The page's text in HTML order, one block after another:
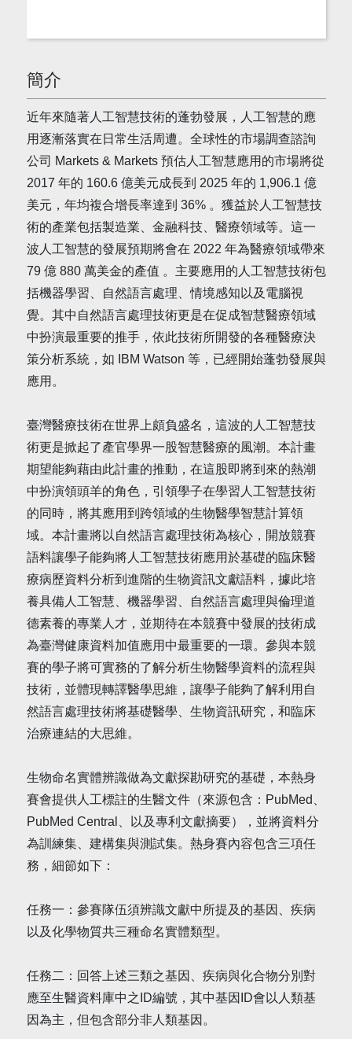
簡介
近年來隨著人工智慧技術的蓬勃發展，人工智慧的應
用逐漸落實在日常生活周遭。全球性的市場調查諮詢
公司 Markets & Markets 預估人工智慧應用的市場將從
2017 年的 160.6 億美元成長到 2025 年的 1,906.1 億
美元，年均複合增長率達到 36% 。獲益於人工智慧技
術的產業包括製造業、金融科技、醫療領域等。這一
波人工智慧的發展預期將會在 2022 年為醫療領域帶來
79 億 880 萬美金的產值 。主要應用的人工智慧技術包
括機器學習、自然語言處理、情境感知以及電腦視
覺。其中自然語言處理技術更是在促成智慧醫療領域
中扮演最重要的推手，依此技術所開發的各種醫療決
策分析系統，如 IBM Watson 等，已經開始蓬勃發展與
應用。
臺灣醫療技術在世界上頗負盛名，這波的人工智慧技
術更是掀起了產官學界一股智慧醫療的風潮。本計畫
期望能夠藉由此計畫的推動，在這股即將到來的熱潮
中扮演領頭羊的角色，引領學子在學習人工智慧技術
的同時，將其應用到跨領域的生物醫學智慧計算領
域。本計畫將以自然語言處理技術為核心，開放競賽
語料讓學子能夠將人工智慧技術應用於基礎的臨床醫
療病歷資料分析到進階的生物資訊文獻語料，據此培
養具備人工智慧、機器學習、自然語言處理與倫理道
德素養的專業人才，並期待在本競賽中發展的技術成
為臺灣健康資料加值應用中最重要的一環。參與本競
賽的學子將可實務的了解分析生物醫學資料的流程與
技術，並體現轉譯醫學思維，讓學子能夠了解利用自
然語言處理技術將基礎醫學、生物資訊研究，和臨床
治療連結的大思維。
生物命名實體辨識做為文獻探勘研究的基礎，本熱身
賽會提供人工標註的生醫文件（來源包含：PubMed、
PubMed Central、以及專利文獻摘要），並將資料分
為訓練集、建構集與測試集。熱身賽內容包含三項任
務，細節如下：
任務一：參賽隊伍須辨識文獻中所提及的基因、疾病
以及化學物質共三種命名實體類型。
任務二：回答上述三類之基因、疾病與化合物分別對
應至生醫資料庫中之ID編號，其中基因ID會以人類基
因為主，但包含部分非人類基因。